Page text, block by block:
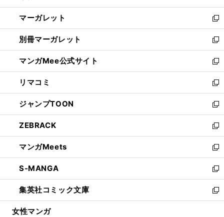
開
く
ウ
で
開
く
ン
ド
ウ
で
開
く
し
い
ウ
ィ
ン
ド
ウ
で
開
く
マーガレット
新
し
い
ウ
ィ
ン
ド
ウ
で
開
く
別冊マーガレット
新
し
い
ウ
ィ
ン
ド
ウ
で
開
く
マンガMee公式サイト
新
し
い
ウ
ィ
ン
ド
ウ
で
開
く
リマコミ
新
し
い
ウ
ィ
ン
ド
ウ
で
開
く
ジャンプTOON
新
し
い
ウ
ィ
ン
ド
ウ
で
開
ZEBRACK
新
し
い
ウ
ィ
ン
ド
ウ
マンガMeets
新
し
い
ウ
ィ
ン
S-MANGA
新
し
い
ウ
集英社コミック文庫
新
し
女性マンガ